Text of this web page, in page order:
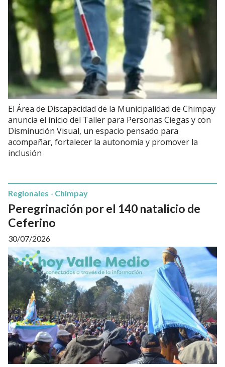
El Área de Discapacidad de la Municipalidad de Chimpay
anuncia el inicio del Taller para Personas Ciegas y con
Disminución Visual, un espacio pensado para
acompañar, fortalecer la autonomía y promover la
inclusión
Peregrinación por el 140 natalicio de
Ceferino
Regionales - Chimpay
30/07/2026